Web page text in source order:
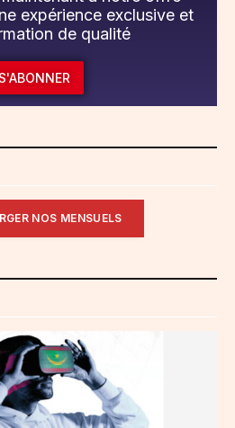
expérience exclusive et
de qualité
S'ABONNER
NOS MENSUELS